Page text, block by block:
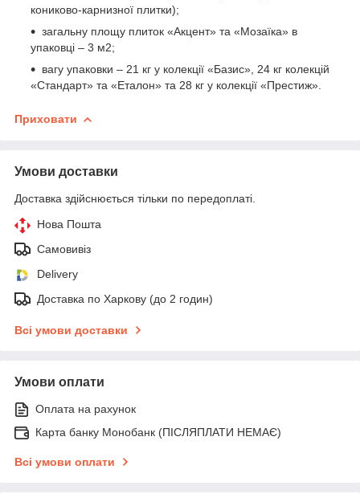
кониково-карнизної плитки);
загальну площу плиток «Акцент» та «Мозаїка» в
упаковці – 3 м2;
вагу упаковки – 21 кг у колекції «Базис», 24 кг колекцій
«Стандарт» та «Еталон» та 28 кг у колекції «Престиж».
Приховати
Умови доставки
Доставка здійснюється тільки по передоплаті.
Нова Пошта
Самовивіз
Delivery
Доставка по Харкову (до 2 годин)
Всі умови доставки
Умови оплати
Оплата на рахунок
Карта банку Монобанк (ПІСЛЯПЛАТИ НЕМАЄ)
Всі умови оплати